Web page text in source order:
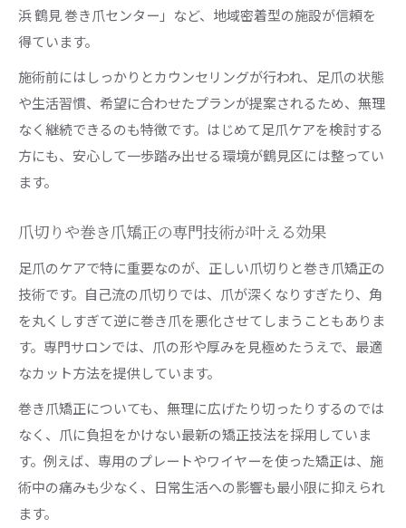
浜 鶴見 巻き爪センター」など、地域密着型の施設が信頼を
得ています。
施術前にはしっかりとカウンセリングが行われ、足爪の状態
や生活習慣、希望に合わせたプランが提案されるため、無理
なく継続できるのも特徴です。はじめて足爪ケアを検討する
方にも、安心して一歩踏み出せる環境が鶴見区には整ってい
ます。
爪切りや巻き爪矯正の専門技術が叶える効果
足爪のケアで特に重要なのが、正しい爪切りと巻き爪矯正の
技術です。自己流の爪切りでは、爪が深くなりすぎたり、角
を丸くしすぎて逆に巻き爪を悪化させてしまうこともありま
す。専門サロンでは、爪の形や厚みを見極めたうえで、最適
なカット方法を提供しています。
巻き爪矯正についても、無理に広げたり切ったりするのでは
なく、爪に負担をかけない最新の矯正技法を採用していま
す。例えば、専用のプレートやワイヤーを使った矯正は、施
術中の痛みも少なく、日常生活への影響も最小限に抑えられ
ます。